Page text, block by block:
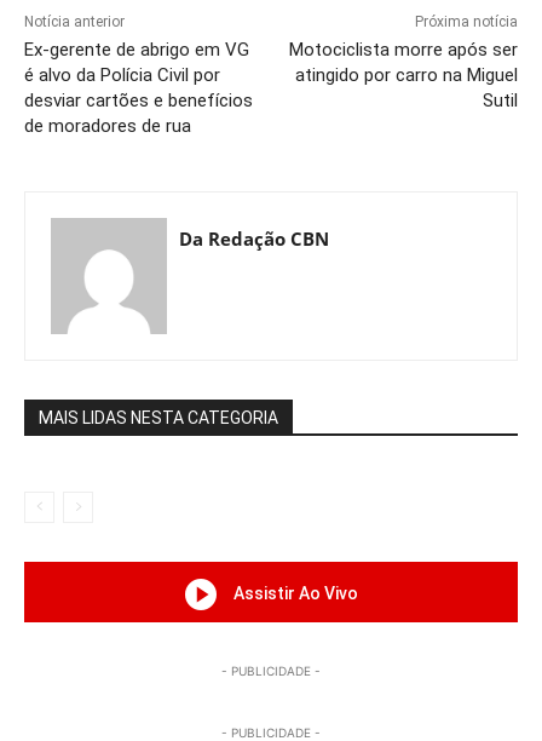
Notícia anterior
Ex-gerente de abrigo em VG
é alvo da Polícia Civil por
desviar cartões e benefícios
de moradores de rua
Próxima notícia
Motociclista morre após ser
atingido por carro na Miguel
Sutil
Da Redação CBN
MAIS LIDAS NESTA CATEGORIA
Assistir Ao Vivo
- PUBLICIDADE -
- PUBLICIDADE -